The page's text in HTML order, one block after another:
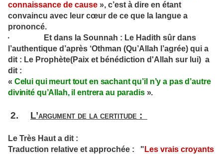
connaissance de cause », c’est à dire en étant
convaincu avec leur cœur de ce que la langue a
prononcé.
· Et dans la Sounnah : Le Hadith sûr dans
l’authentique d’après ‘Othman (Qu’Allah l’agrée) qui a
dit : Le Prophète(Paix et bénédiction d'Allah sur lui) a
dit :
« Celui qui meurt tout en sachant qu’il n’y a pas d’autre
divinité qu’Allah, il entrera au paradis ».
2. L’argument de la certitude :
Le Très Haut a dit :
Traduction relative et approchée : " Les vrais croyants